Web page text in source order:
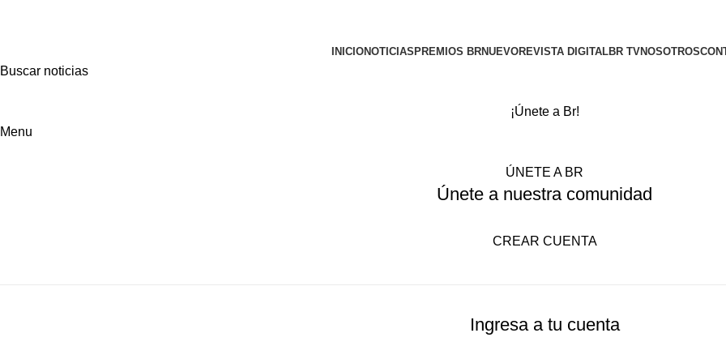
INICIONOTICIAS PREMIOS BRNUEVOREVISTA DIGITALBR TVNOSOTROS
Buscar noticias
¡Únete a Br!
Menu
ÚNETE A BR
Únete a nuestra comunidad
CREAR CUENTA
Ingresa a tu cuenta